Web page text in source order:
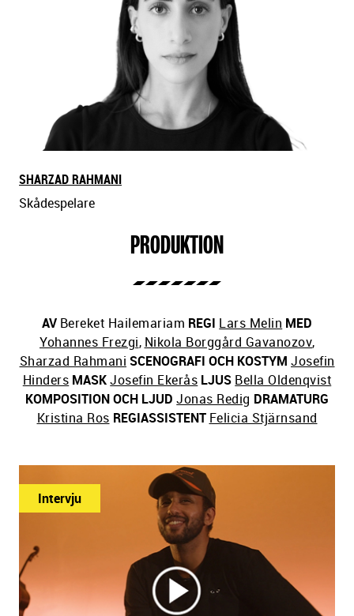
SHARZAD RAHMANI
Skådespelare
PRODUKTION
AV Bereket Hailemariam REGI Lars Melin MED
Yohannes Frezgi, Nikola Borggård Gavanozov,
Sharzad Rahmani SCENOGRAFI OCH KOSTYM Josefin
Hinders MASKJosefin Ekerås LJUS Bella Oldenqvist
KOMPOSITION OCH LJUD Jonas Redig DRAMATURG
Kristina Ros REGIASSISTENT Felicia Stjärnsand
Intervju